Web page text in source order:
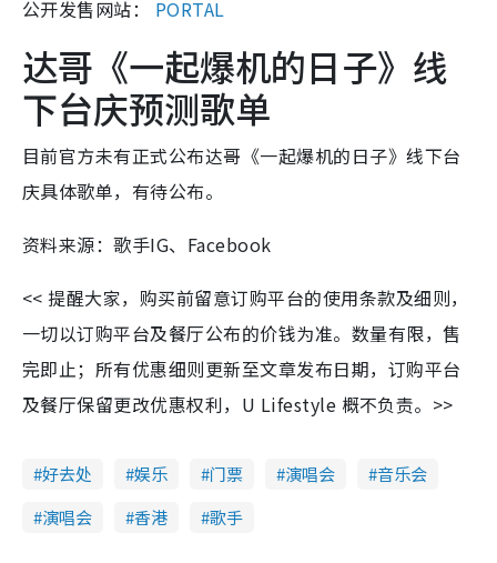
公开发售网站： PORTAL
达哥《一起爆机的日子》线
下台庆预测歌单
目前官方未有正式公布达哥《一起爆机的日子》线下台
庆具体歌单，有待公布。
资料来源：歌手IG、Facebook
<< 提醒大家，购买前留意订购平台的使用条款及细则，
一切以订购平台及餐厅公布的价钱为准。数量有限，售
完即止；所有优惠细则更新至文章发布日期，订购平台
及餐厅保留更改优惠权利，U Lifestyle 概不负责。>>
好去处 娱乐 门票 演唱会
音乐会
演唱会
香港 歌手